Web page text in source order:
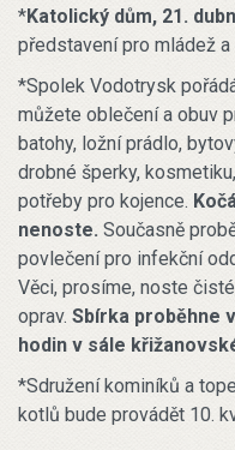
*Katolický dům, 21.
představení pro mládež a
*Spolek Vodotrysk
můžete oblečení a obuv
batohy, ložní prádlo,
drobné šperky,
potřeby pro kojence.
nenoste. Současně
povlečení pro infekční
Věci, prosíme, noste
oprav. Sbírka proběhne
hodin v sále
*Sdružení kominíků a
kotlů bude provádět 10.